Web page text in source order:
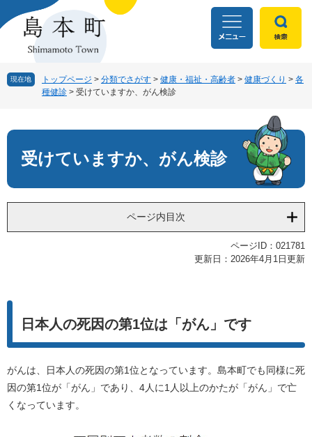
ー
ニ
本
現在地 トップページ > 分類でさがす > 健康・福祉・高齢者 > 健康づくり > 各
種健診 > 受けていますか、がん検診
文
受けていますか、がん検診
ページ内目次
ページID：021781
更新日：2026年4月1日更新
日本人の死因の第1位は「がん」です
がんは、日本人の死因の第1位となっています。島本町でも同様に死
因の第1位が「がん」であり、4人に1人以上のかたが「がん」で亡
くなっています。